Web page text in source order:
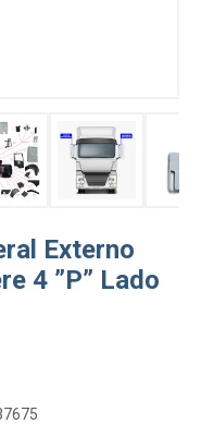
Externo
4 ”P” Lado